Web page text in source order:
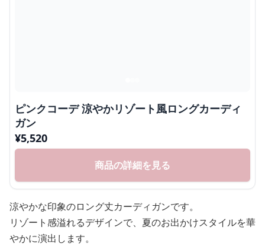
ピンクコーデ 涼やかリゾート風ロングカーディ
ガン
¥5,520
商品の詳細を見る
涼やかな印象のロング丈カーディガンです。
リゾート感溢れるデザインで、夏のお出かけスタイルを華
やかに演出します。